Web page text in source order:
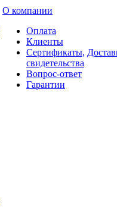
О компании
Оплата
Клиенты
Сертификаты,
свидетельства
Вопрос-ответ
Гарантии